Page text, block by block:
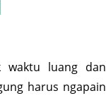
waktu luang dan
harus ngapain